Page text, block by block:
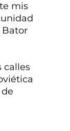
mis
Bator
calles